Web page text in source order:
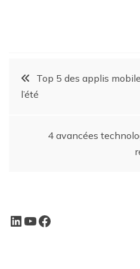
Top 5 des applis
l’été
4 avancées